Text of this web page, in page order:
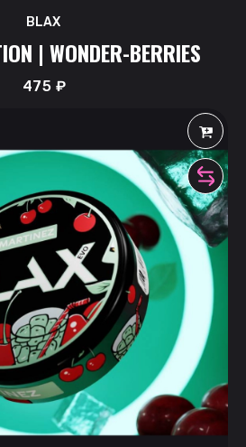
BLAX
| WONDER-BERRIES
475 ₽